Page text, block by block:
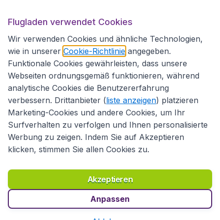
Flugladen.at
Internationale Webseiten
Richtlinien und Bedingungen
Haftungsausschluss
Datenschutzerklärung
Cookies Copyright © 2026
Flugladen verwendet Cookies
Wir verwenden Cookies und ähnliche Technologien,
wie in unserer Cookie-Richtlinie angegeben.
Funktionale Cookies gewährleisten, dass unsere
Webseiten ordnungsgemäß funktionieren, während
analytische Cookies die Benutzererfahrung
verbessern. Drittanbieter (liste anzeigen) platzieren
Marketing-Cookies und andere Cookies, um Ihr
Surfverhalten zu verfolgen und Ihnen personalisierte
Werbung zu zeigen. Indem Sie auf Akzeptieren
klicken, stimmen Sie allen Cookies zu.
Akzeptieren
Anpassen